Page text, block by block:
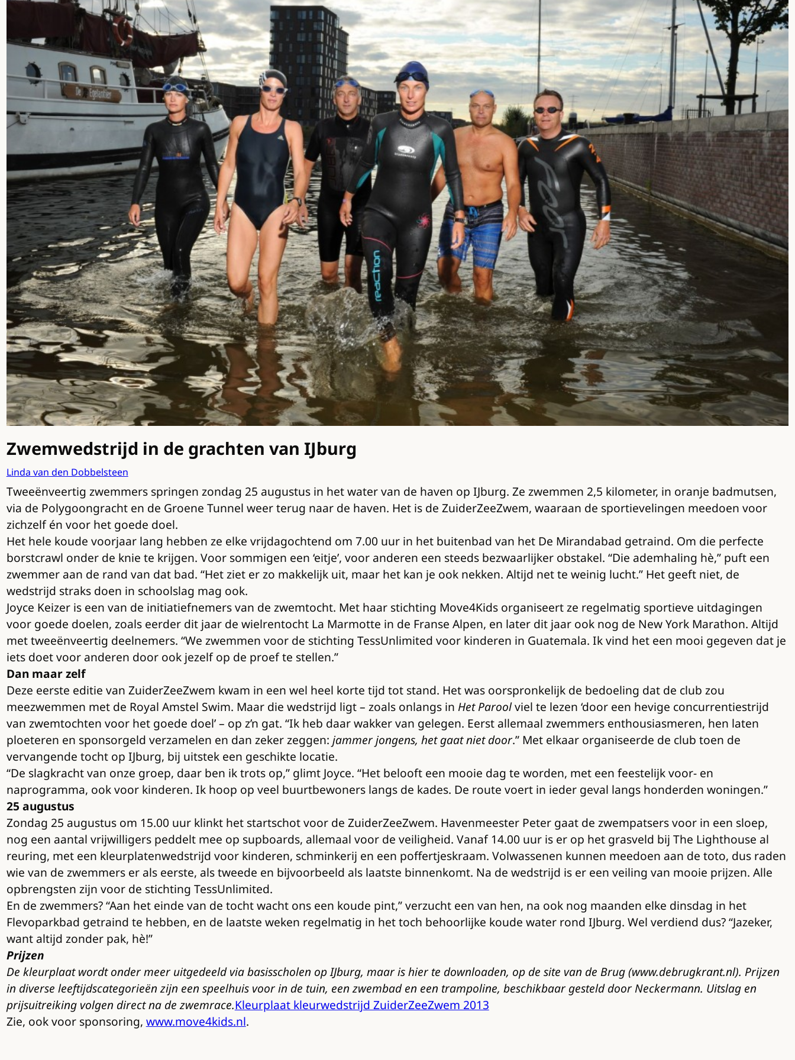
Zwemwedstrijd in de grachten van IJburg
Linda van den Dobbelsteen
Tweeënveertig zwemmers springen zondag 25 augustus in het water van de haven op IJburg. Ze zwemmen 2,5 kilometer, in oranje badmutsen,
via de Polygoongracht en de Groene Tunnel weer terug naar de haven. Het is de ZuiderZeeZwem, waaraan de sportievelingen meedoen voor
zichzelf én voor het goede doel.
Het hele koude voorjaar lang hebben ze elke vrijdagochtend om 7.00 uur in het buitenbad van het De Mirandabad getraind. Om die perfecte
borstcrawl onder de knie te krijgen. Voor sommigen een ‘eitje’, voor anderen een steeds bezwaarlijker obstakel. “Die ademhaling hè,” puft een
zwemmer aan de rand van dat bad. “Het ziet er zo makkelijk uit, maar het kan je ook nekken. Altijd net te weinig lucht.” Het geeft niet, de
wedstrijd straks doen in schoolslag mag ook.
Joyce Keizer is een van de initiatiefnemers van de zwemtocht. Met haar stichting Move4Kids organiseert ze regelmatig sportieve uitdagingen
voor goede doelen, zoals eerder dit jaar de wielrentocht La Marmotte in de Franse Alpen, en later dit jaar ook nog de New York Marathon. Altijd
met tweeënveertig deelnemers. “We zwemmen voor de stichting TessUnlimited voor kinderen in Guatemala. Ik vind het een mooi gegeven dat je
iets doet voor anderen door ook jezelf op de proef te stellen.”
Dan maar zelf
Deze eerste editie van ZuiderZeeZwem kwam in een wel heel korte tijd tot stand. Het was oorspronkelijk de bedoeling dat de club zou
meezwemmen met de Royal Amstel Swim. Maar die wedstrijd ligt – zoals onlangs in Het Paroolviel te lezen ‘door een hevige concurrentiestrijd
van zwemtochten voor het goede doel’ – op z’n gat. “Ik heb daar wakker van gelegen. Eerst allemaal zwemmers enthousiasmeren, hen laten
ploeteren en sponsorgeld verzamelen en dan zeker zeggen: jammer jongens, het gaat niet door.” Met elkaar organiseerde de club toen de
vervangende tocht op IJburg, bij uitstek een geschikte locatie.
“De slagkracht van onze groep, daar ben ik trots op,” glimt Joyce. “Het belooft een mooie dag te worden, met een feestelijk voor- en
naprogramma, ook voor kinderen. Ik hoop op veel buurtbewoners langs de kades. De route voert in ieder geval langs honderden woningen.”
25 augustus
Zondag 25 augustus om 15.00 uur klinkt het startschot voor de ZuiderZeeZwem. Havenmeester Peter gaat de zwempatsers voor in een sloep,
nog een aantal vrijwilligers peddelt mee op supboards, allemaal voor de veiligheid. Vanaf 14.00 uur is er op het grasveld bij The Lighthouse al
reuring, met een kleurplatenwedstrijd voor kinderen, schminkerij en een poffertjeskraam. Volwassenen kunnen meedoen aan de toto, dus raden
wie van de zwemmers er als eerste, als tweede en bijvoorbeeld als laatste binnenkomt. Na de wedstrijd is er een veiling van mooie prijzen. Alle
opbrengsten zijn voor de stichting TessUnlimited.
En de zwemmers? “Aan het einde van de tocht wacht ons een koude pint,” verzucht een van hen, na ook nog maanden elke dinsdag in het
Flevoparkbad getraind te hebben, en de laatste weken regelmatig in het toch behoorlijke koude water rond IJburg. Wel verdiend dus? “Jazeker,
want altijd zonder pak, hè!”
Prijzen
De kleurplaat wordt onder meer uitgedeeld via basisscholen op IJburg, maar is hier te downloaden, op de site van de Brug (www.debrugkrant.nl). Prijzen
in diverse leeftijdscategorieën zijn een speelhuis voor in de tuin, een zwembad en een trampoline, beschikbaar gesteld door Neckermann. Uitslag en
prijsuitreiking volgen direct na de zwemrace.Kleurplaat kleurwedstrijd ZuiderZeeZwem 2013
Zie, ook voor sponsoring, www.move4kids.nl.